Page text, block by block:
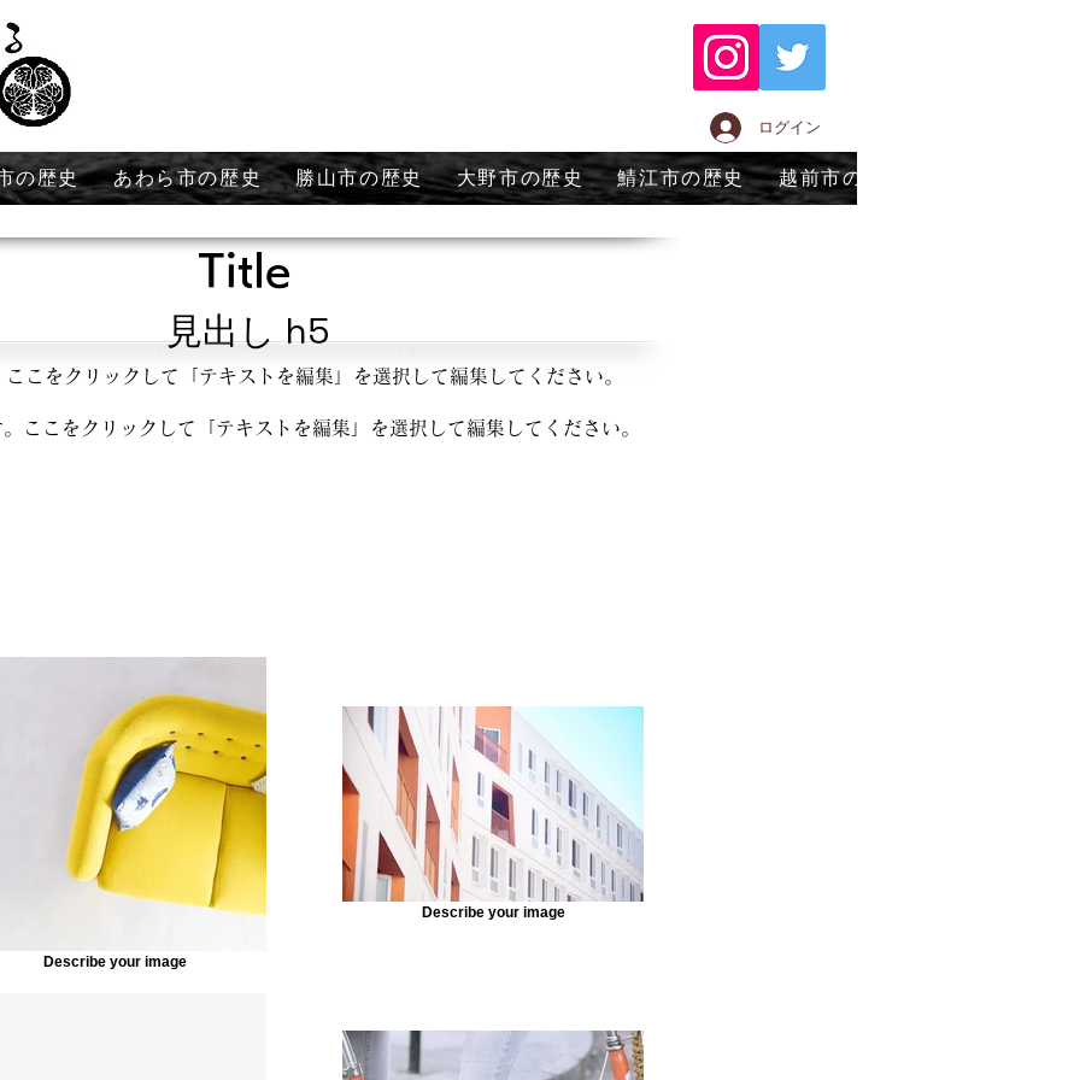
ログイン
の歴史 あわら市の歴史 勝山市の歴史 大野市の歴史 鯖江市の歴史 越前市の歴史
Title
見出し h5
こをクリックして「テキストを編集」を選択して編集してください。
ここをクリックして「テキストを編集」を選択して編集してください。
out of your site elements by making them dynamic. To connect this
Describe your image
Describe your image